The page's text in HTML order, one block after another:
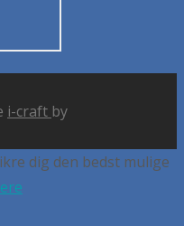
i-craft by
dig den bedst mulige